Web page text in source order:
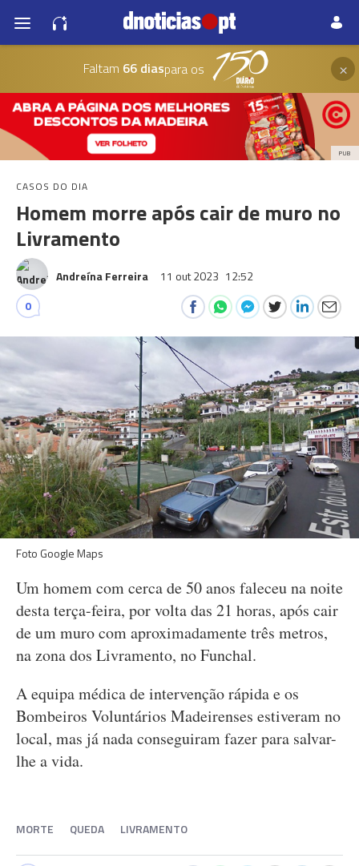
Faltam 66 diaspara os ×
PUB
CASOS DO DIA
Homem morre após cair de muro no
Livramento
Andreína Ferreira 11 out 2023 12:52
0
Foto Google Maps
Um homem com cerca de 50 anos faleceu na noite
desta terça-feira, por volta das 21 horas, após cair
de um muro com aproximadamente três metros,
na zona dos Livramento, no Funchal.
A equipa médica de intervenção rápida e os
Bombeiros Voluntários Madeirenses estiveram no
local, mas já nada conseguiram fazer para salvar-
lhe a vida.
MORTE QUEDA LIVRAMENTO